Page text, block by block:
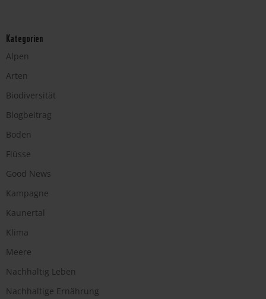
Kategorien
Alpen
Arten
Biodiversität
Blogbeitrag
Boden
Flüsse
Good News
Kampagne
Kaunertal
Klima
Meere
Nachhaltig Leben
Nachhaltige Ernährung